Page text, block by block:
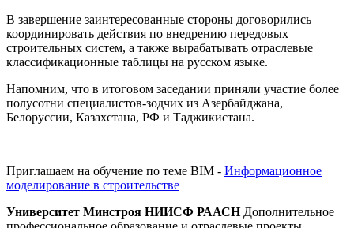
В завершение заинтересованные стороны договорились
координировать действия по внедрению передовых
строительных систем, а также вырабатывать отраслевые
классификационные таблицы на русском языке.
Напомним, что в итоговом заседании приняли участие более
полусотни специалистов-зодчих из Азербайджана,
Белоруссии, Казахстана, РФ и Таджикистана.
Приглашаем на обучение по теме BIM - Информационное
моделирование в строительстве
Университет Минстроя НИИСФ РААСН Дополнительное